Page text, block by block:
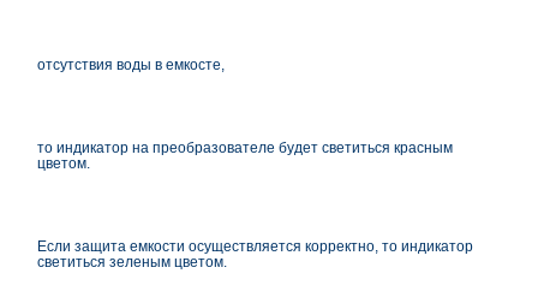
отсутствия воды в емкосте,
то индикатор на преобразователе будет светиться красным
цветом.
Если защита емкости осуществляется корректно, то индикатор
светиться зеленым цветом.